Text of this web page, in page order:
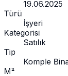
19.06.2025
Türü
İşyeri
Kategorisi
Satılık
Tip
Komple
M²